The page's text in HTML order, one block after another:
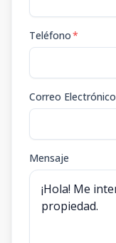
Teléfono*
Correo Electrónico
Mensaje